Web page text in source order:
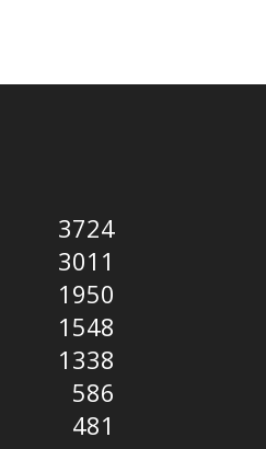
3724
3011
1950
1548
1338
586
481